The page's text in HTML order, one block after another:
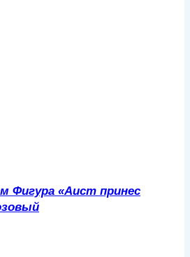
Фигура «Аист принес